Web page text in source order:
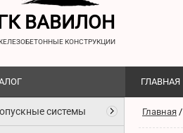
ВАВИЛОН
КОНСТРУКЦИИ
ГЛАВНАЯ
системы Главная /